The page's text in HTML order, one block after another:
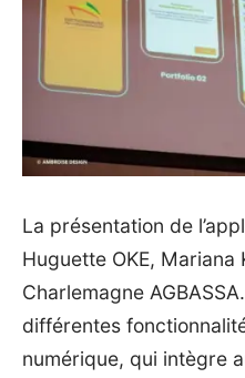
La présentation de
Huguette OKE, Mariana
Charlemagne
différentes
numérique, qui intègre